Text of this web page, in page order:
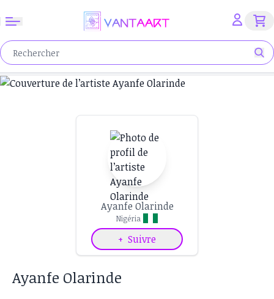
Ayanfe Olarinde
Nigéria
+ Suivre
Ayanfe Olarinde